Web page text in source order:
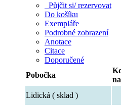
Půjčit si/ rezervovat
Do košíku
Exempláře
Podrobné zobrazení
Anotace
Citace
Doporučené
Pobočka
Lidická ( sklad )